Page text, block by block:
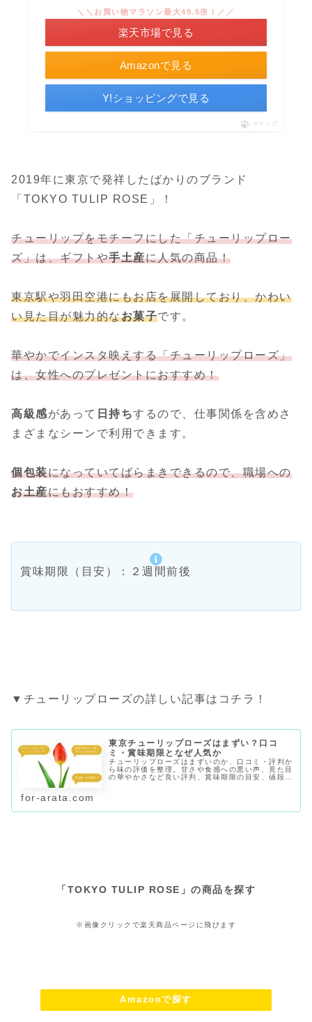
Amazonで見る
＼＼お買い物マラソン最大49.5倍！／／
楽天市場で見る
Y!ショッピングで見る
ポチップ
2019年に東京で発祥したばかりのブランド
「TOKYO TULIP ROSE」！
チューリップをモチーフにした「チューリップロー
ズ」は、ギフトや手土産に人気の商品！
東京駅や羽田空港にもお店を展開しており、かわい
い見た目が魅力的なお菓子です。
華やかでインスタ映えする「チューリップローズ」
は、女性へのプレゼントにおすすめ！
高級感があって 日持ちするので、仕事関係を含めさ
まざまなシーンで利用できます。
個包装になっていてばらまきできるので、職場への
お土産にもおすすめ！
賞味期限（目安）：２週間前後
▼チューリップローズの詳しい記事はコチラ！
東京チューリップローズはまずい？口コ
ミ・賞味期限となぜ人気か
チューリップローズはまずいのか、口コミ・評判か
ら味の評価を整理。甘さや食感への悪い声、見た目
の華やかさなど良い評判、賞味期限の目安、値段、
for-arata.com
「TOKYO TULIP ROSE 」の商品を探す
※画像クリックで楽天商品ページに飛びます
Amazonで探す